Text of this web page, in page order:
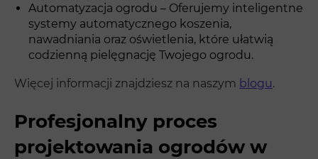
Automatyzacja ogrodu – Oferujemy inteligentne
systemy automatycznego koszenia,
nawadniania oraz oświetlenia, które ułatwią
codzienną pielęgnację Twojego ogrodu.
Więcej informacji znajdziesz na naszym blogu.
Profesjonalny proces
projektowania ogrodów w